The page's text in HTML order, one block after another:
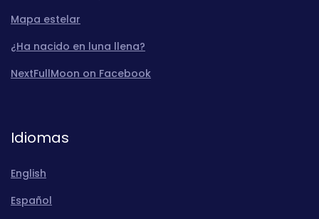
Mapa estelar
¿Ha nacido en luna llena?
NextFullMoon on Facebook
Idiomas
English
Español